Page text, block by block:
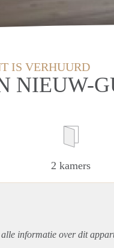
IS VERHUURD
NIEUW-
2 kamers
informatie over dit